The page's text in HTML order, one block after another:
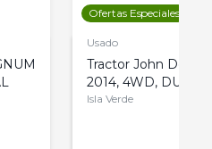
Ofertas Especiales
Usado
Tractor John Deere
2014, 4WD, DUAL
Isla Verde